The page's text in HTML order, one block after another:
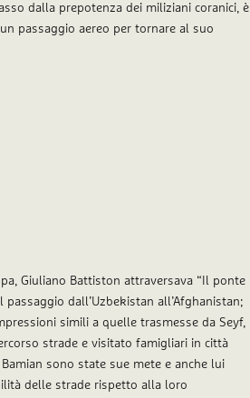
dalla prepotenza dei miliziani coranici, è
passaggio aereo per tornare al suo
Giuliano Battiston attraversava “Il ponte
passaggio dall’Uzbekistan all’Afghanistan;
simili a quelle trasmesse da Seyf,
strade e visitato famigliari in città
sono state sue mete e anche lui
delle strade rispetto alla loro